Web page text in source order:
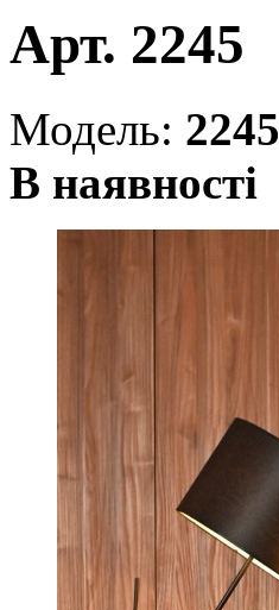
Арт. 2245
Модель: 2245
В наявності